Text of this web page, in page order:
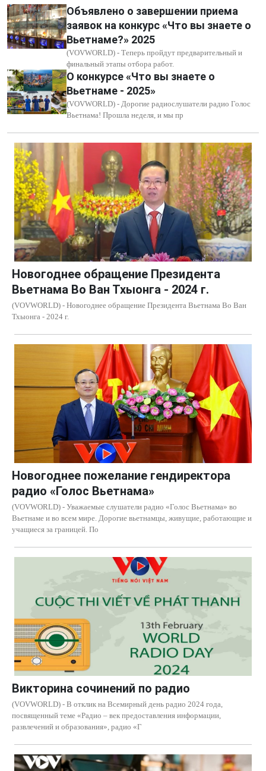
Объявлено о завершении приема
заявок на конкурс «Что вы знаете о
Вьетнаме?» 2025
(VOVWORLD) - Теперь пройдут предварительный и
финальный этапы отбора работ.
О конкурсе «Что вы знаете о
Вьетнаме - 2025»
(VOVWORLD) - Дорогие радиослушатели радио Голос
Вьетнама! Прошла неделя, и мы пр
Новогоднее обращение Президента
Вьетнама Во Ван Тхыонга - 2024 г.
(VOVWORLD) - Новогоднее обращение Президента Вьетнама Во Ван
Тхыонга - 2024 г.
Новогоднее пожелание гендиректора
радио «Голос Вьетнама»
(VOVWORLD) - Уважаемые слушатели радио «Голос Вьетнама» во
Вьетнаме и во всем мире. Дорогие вьетнамцы, живущие, работающие и
учащиеся за границей. По
Викторина сочинений по радио
(VOVWORLD) - В отклик на Всемирный день радио 2024 года,
посвященный теме «Радио – век предоставления информации,
развлечений и образования», радио «Г